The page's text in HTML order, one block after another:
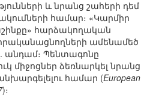
և նրանց շահերի դեմ
համար։ «Կարմիր
հարձակողական
իրականացնողների ամենամեծ
անդամ։ Պենտագոնը
միջոցներ ձեռնարկել նրանց
համար (European
)։